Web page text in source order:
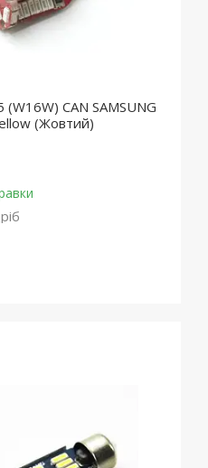
(W16W) CAN SAMSUNG
(Жовтий)